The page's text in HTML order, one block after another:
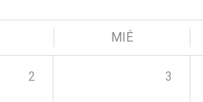
MIÉ
2 3